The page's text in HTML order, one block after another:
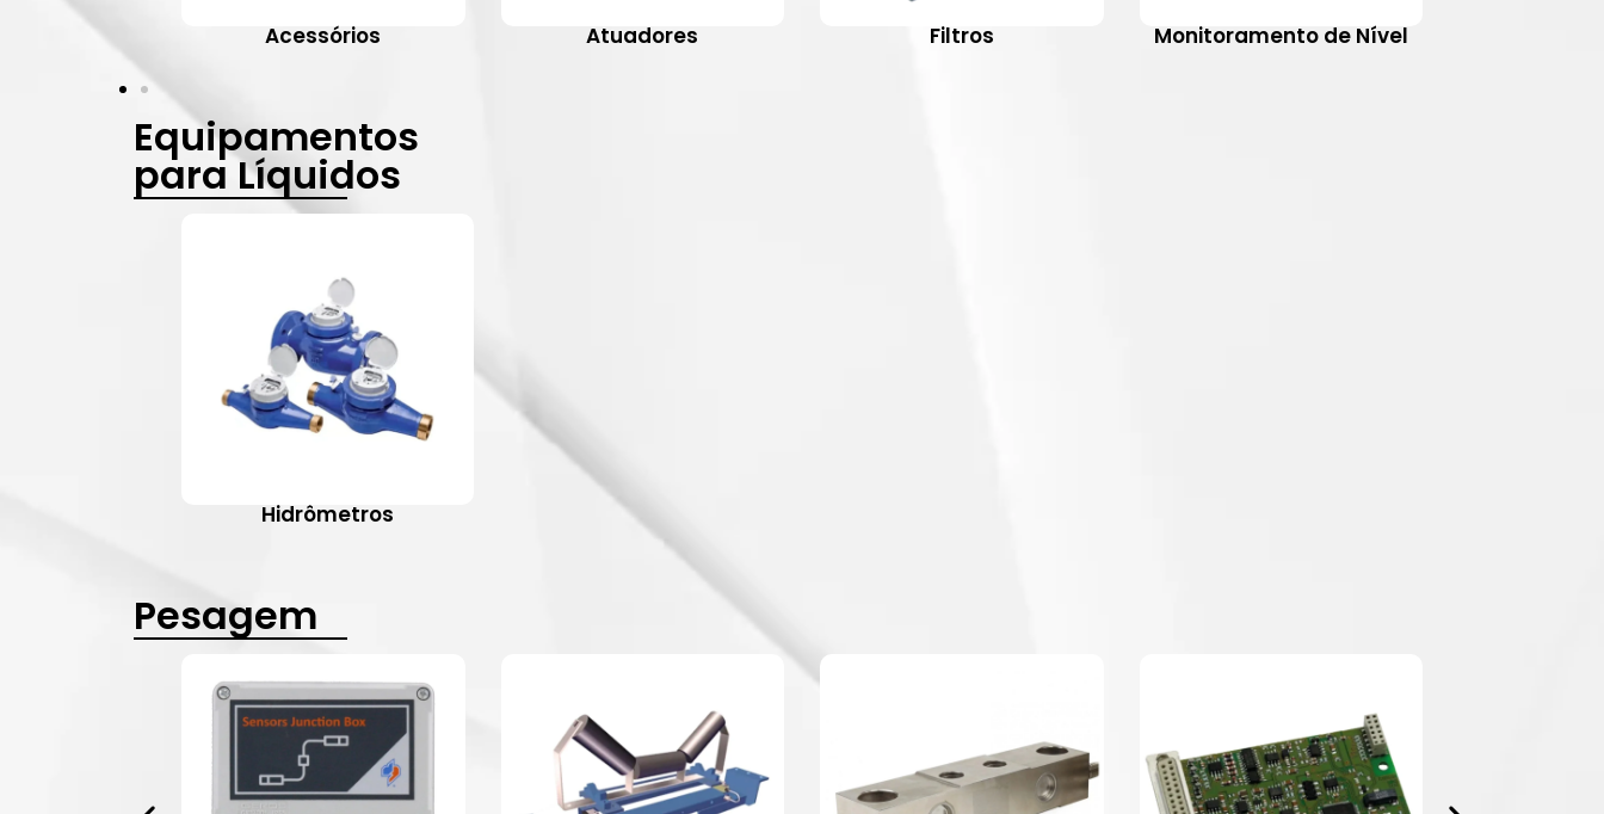
Acessórios Atuadores Filtros Monitoramento de Nível
Equipamentos
para Líquidos
Hidrômetros
Pesagem